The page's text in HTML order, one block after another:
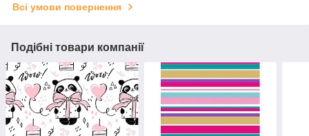
Всі умови повернення
Подібні товари компанії